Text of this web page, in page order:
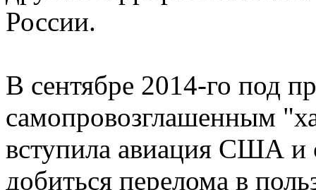
России.
В сентябре 2014-го под
самопровозглашенным
вступила авиация США и
добиться перелома в